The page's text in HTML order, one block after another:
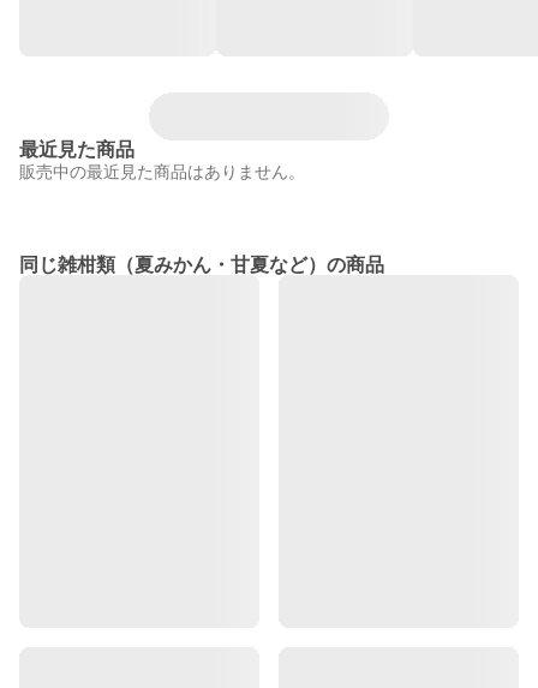
最近見た商品
販売中の最近見た商品はありません。
同じ雑柑類（夏みかん・甘夏など）の商品